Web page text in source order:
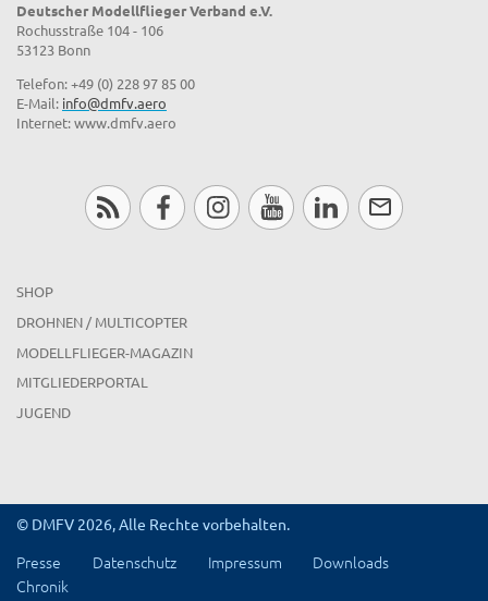
Deutscher Modellflieger Verband e.V.
Rochusstraße 104 - 106
53123 Bonn
Telefon: +49 (0) 228 97 85 00
E-Mail: info@dmfv.aero
Internet: www.dmfv.aero
SHOP
DROHNEN / MULTICOPTER
MODELLFLIEGER-MAGAZIN
MITGLIEDERPORTAL
JUGEND
© DMFV 2026, Alle Rechte vorbehalten.
Presse Datenschutz Impressum
Downloads
Chronik